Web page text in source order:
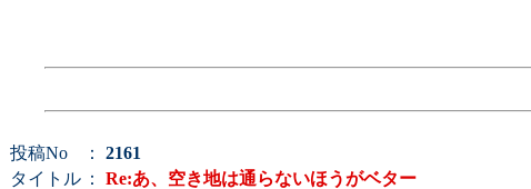
投稿No ： 2161
タイトル ： Re:あ、空き地は通らないほうがベター